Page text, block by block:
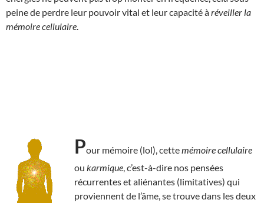
peine de perdre leur pouvoir vital et leur capacité àréveiller la
mémoire cellulaire
Pour mémoire (lol), cettemémoire cellulaire
ou karmique , c’est-à-dire nos pensées
récurrentes et aliénantes (limitatives) qui
proviennent de l’âme, se trouve dans les deux